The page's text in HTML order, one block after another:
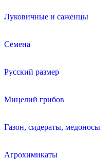
Луковичные и саженцы
Семена
Русский размер
Мицелий грибов
Газон, сидераты, медоносы
Агрохимикаты